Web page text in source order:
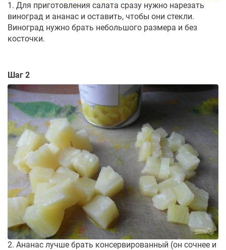
1. Для приготовления салата сразу нужно нарезать
виноград и ананас и оставить, чтобы они стекли.
Виноград нужно брать небольшого размера и без
косточки.
Шаг 2
2. Ананас лучше брать консервированный (он сочнее и